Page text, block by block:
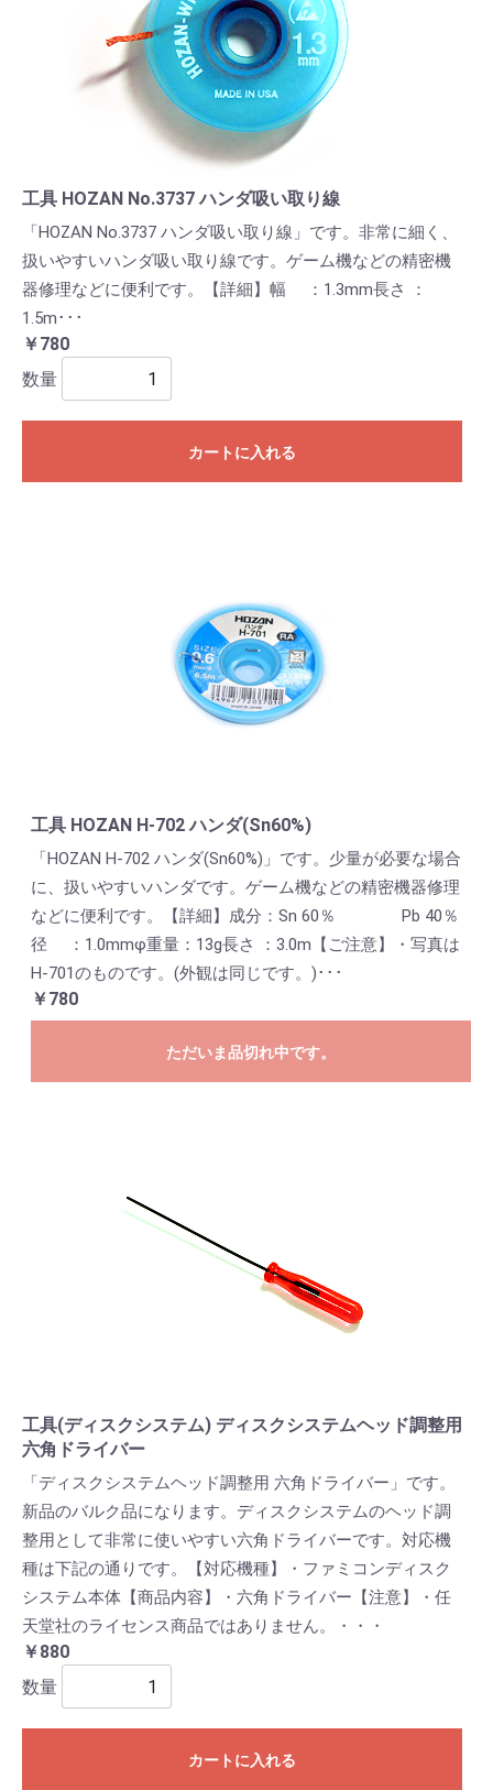
工具 HOZAN No.3737 ハンダ吸い取り線
「HOZAN No.3737 ハンダ吸い取り線」です。非常に細く、
扱いやすいハンダ吸い取り線です。ゲーム機などの精密機
器修理などに便利です。【詳細】幅 ：1.3mm長さ ：
1.5m･･･
￥780
数量
カートに入れる
工具 HOZAN H-702 ハンダ(Sn60%)
「HOZAN H-702 ハンダ(Sn60%)」です。少量が必要な場合
に、扱いやすいハンダです。ゲーム機などの精密機器修理
などに便利です。【詳細】成分：Sn 60％ Pb 40％
径 ：1.0mmφ重量：13g長さ ：3.0m【ご注意】・写真は
H-701のものです。(外観は同じです。)･･･
￥780
ただいま品切れ中です。
工具(ディスクシステム) ディスクシステムヘッド調整用
六角ドライバー
「ディスクシステムヘッド調整用 六角ドライバー」です。
新品のバルク品になります。ディスクシステムのヘッド調
整用として非常に使いやすい六角ドライバーです。対応機
種は下記の通りです。【対応機種】・ファミコンディスク
システム本体【商品内容】・六角ドライバー【注意】・任
天堂社のライセンス商品ではありません。・・・
￥880
数量
カートに入れる